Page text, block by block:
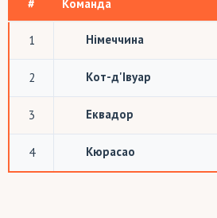
# Команда
1 Німеччина
2 Кот-д'Івуар
3 Еквадор
4 Кюрасао